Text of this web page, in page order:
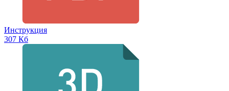
Инструкция
307 Кб